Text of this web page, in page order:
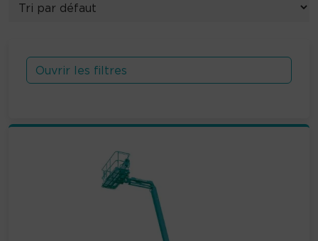
Ouvrir les filtres